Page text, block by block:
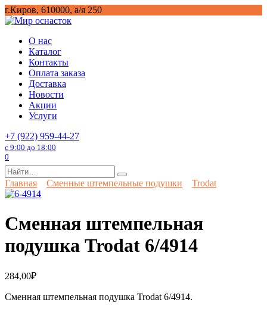
Перейти
к
г.Киров, 610000, а/я 250
О нас
Каталог
Контакты
Оплата заказа
Доставка
Новости
Акции
Услуги
+7 (922) 959-44-27
с 9:00 до 18:00
0
Search
for:
Главная Сменные штемпельные подушки Trodat
Сменная штемпельная
подушка Trodat 6/4914
284,00₽
Сменная штемпельная подушка Trodat 6/4914.